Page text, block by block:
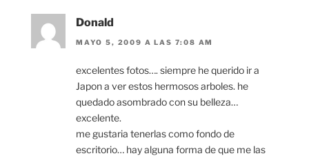
Donald
MAYO 5, 2009 A LAS 7:08 AM
excelentes fotos…. siempre he querido ir a
Japon a ver estos hermosos arboles. he
quedado asombrado con su belleza…
excelente.
me gustaria tenerlas como fondo de
escritorio… hay alguna forma de que me las